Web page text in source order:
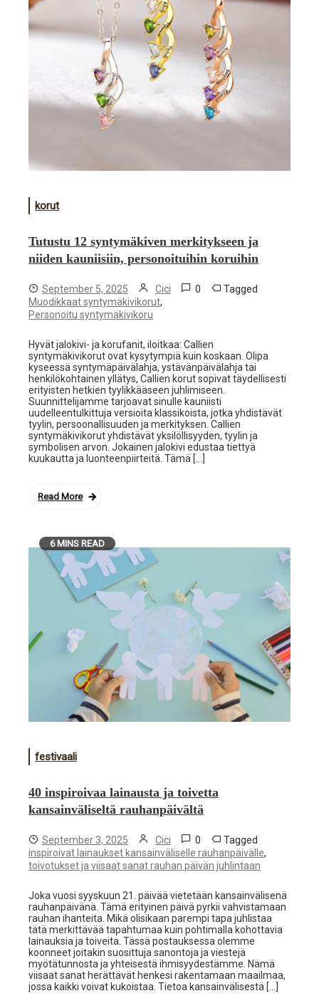
korut
Tutustu 12 syntymäkiven merkitykseen ja
niiden kauniisiin, personoituihin koruihin
September 5, 2025 Cici 0 Tagged
Muodikkaat syntymäkivikorut,
Personoitu syntymäkivikoru
Hyvät jalokivi- ja korufanit, iloitkaa: Callien
syntymäkivikorut ovat kysytympiä kuin koskaan. Olipa
kyseessä syntymäpäivälahja, ystävänpäivälahja tai
henkilökohtainen yllätys, Callien korut sopivat täydellisesti
erityisten hetkien tyylikkääseen juhlimiseen.
Suunnittelijamme tarjoavat sinulle kauniisti
uudelleentulkittuja versioita klassikoista, jotka yhdistävät
tyylin, persoonallisuuden ja merkityksen. Callien
syntymäkivikorut yhdistävät yksilöllisyyden, tyylin ja
symbolisen arvon. Jokainen jalokivi edustaa tiettyä
kuukautta ja luonteenpiirteitä. Tämä […]
Read More
6 MINS READ
festivaali
40 inspiroivaa lainausta ja toivetta
kansainväliseltä rauhanpäivältä
September 3, 2025 Cici 0 Tagged
inspiroivat lainaukset kansainväliselle rauhanpäivälle,
toivotukset ja viisaat sanat rauhan päivän juhlintaan
Joka vuosi syyskuun 21. päivää vietetään kansainvälisenä
rauhanpäivänä. Tämä erityinen päivä pyrkii vahvistamaan
rauhan ihanteita. Mikä olisikaan parempi tapa juhlistaa
tätä merkittävää tapahtumaa kuin pohtimalla kohottavia
lainauksia ja toiveita. Tässä postauksessa olemme
koonneet joitakin suosittuja sanontoja ja viestejä
myötätunnosta ja yhteisestä ihmisyydestämme. Nämä
viisaat sanat herättävät henkesi rakentamaan maailmaa,
jossa kaikki voivat kukoistaa. Tietoa kansainvälisestä […]